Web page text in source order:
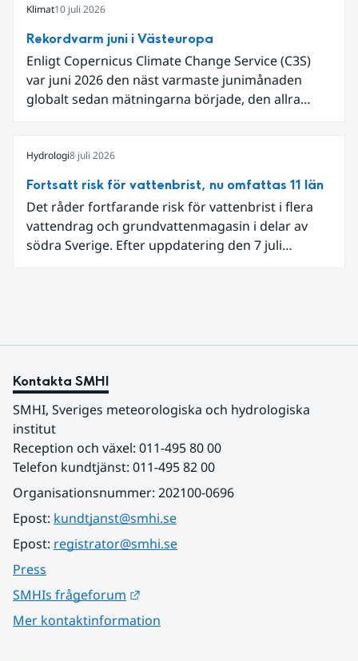
och att det på en del håll då kom rikliga
nederbördsmängder.
Klimat10 juli 2026
Rekordvarm juni i Västeuropa
Enligt Copernicus Climate Change Service (C3S)
var juni 2026 den näst varmaste junimånaden
globalt sedan mätningarna började, den allra
begränsar oss till Västeuropa var det den allra
varmaste juni. Detta betingades till stor del av en
extrem hetta i slutet av månaden. Världshavens
ytvattentemperaturer var den högsta som
uppmätts för en juni månad, vilket ligger i fas med
en framväxande El Niño i Stilla havet.
Hydrologi8 juli 2026
Fortsatt risk för vattenbrist, nu omfattas 11 län
Det råder fortfarande risk för vattenbrist i flera
vattendrag och grundvattenmagasin i delar av
södra Sverige. Efter uppdatering den 7 juli
vakthavande hydrolog på SMHI.
Kontakta SMHI
SMHI, Sveriges meteorologiska och hydrologiska
institut
Reception och växel: 011-495 80 00
Telefon kundtjänst: 011-495 82 00
Organisationsnummer: 202100-0696
Epost: kundtjanst@smhi.se
Epost: registrator@smhi.se
Press
SMHIs frågeforum
Mer kontaktinformation